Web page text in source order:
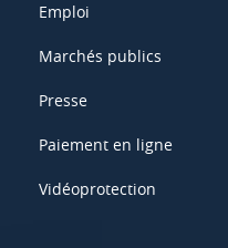
Emploi
Marchés publics
Presse
Paiement en ligne
Vidéoprotection